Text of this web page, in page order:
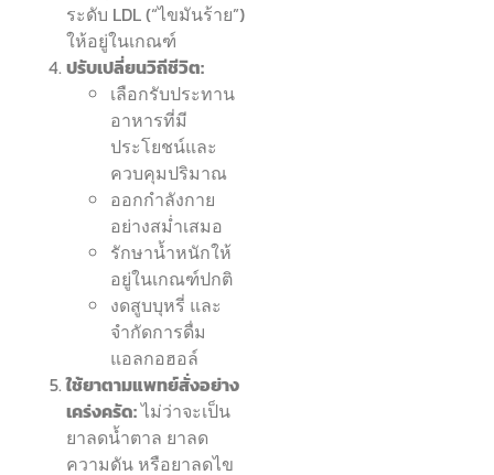
ระดับ LDL (“ไขมันร้าย”)
ให้อยู่ในเกณฑ์
ปรับเปลี่ยนวิถีชีวิต:
เลือกรับประทาน
อาหารที่มี
ประโยชน์และ
ควบคุมปริมาณ
ออกกำลังกาย
อย่างสม่ำเสมอ
รักษาน้ำหนักให้
อยู่ในเกณฑ์ปกติ
งดสูบบุหรี่ และ
จำกัดการดื่ม
แอลกอฮอล์
ใช้ยาตามแพทย์สั่งอย่าง
เคร่งครัด:ไม่ว่าจะเป็น
ยาลดน้ำตาล ยาลด
ความดัน หรือยาลดไข